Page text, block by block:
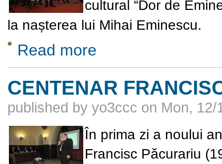
cultural “Dor de
la nașterea lui Mihai Eminescu.
Read more
CENTENAR
published by yo3ccc on Mon, 12/
În prima zi a noului
Francisc Păcurariu